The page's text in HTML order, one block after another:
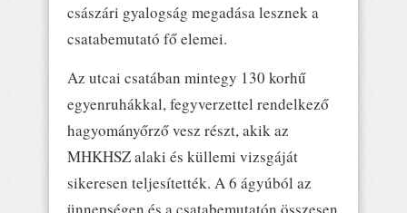
császári gyalogság megadása lesznek a
csatabemutató fő elemei.
Az utcai csatában mintegy 130 korhű
egyenruhákkal, fegyverzettel rendelkező
hagyományőrző vesz részt, akik az
MHKHSZ alaki és küllemi vizsgáját
sikeresen teljesítették. A 6 ágyúból az